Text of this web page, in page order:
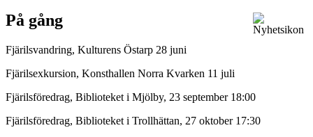
På gång
Fjärilsvandring, Kulturens Östarp 28 juni
Fjärilsexkursion, Konsthallen Norra Kvarken 11 juli
Fjärilsföredrag, Biblioteket i Mjölby, 23 september 18:00
Fjärilsföredrag, Biblioteket i Trollhättan, 27 oktober 17:30